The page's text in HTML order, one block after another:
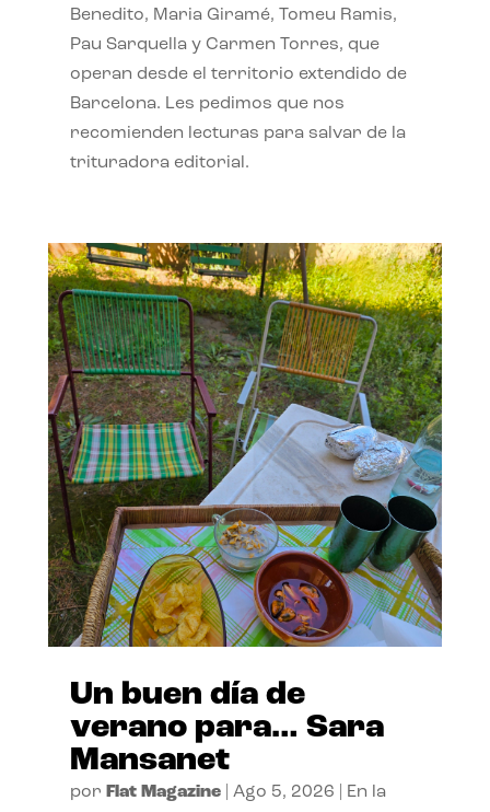
Benedito, Maria Giramé, Tomeu Ramis,
Pau Sarquella y Carmen Torres, que
operan desde el territorio extendido de
Barcelona. Les pedimos que nos
recomienden lecturas para salvar de la
trituradora editorial.
Un buen día de
verano para… Sara
Mansanet
por Flat Magazine| Ago 5, 2026
En la